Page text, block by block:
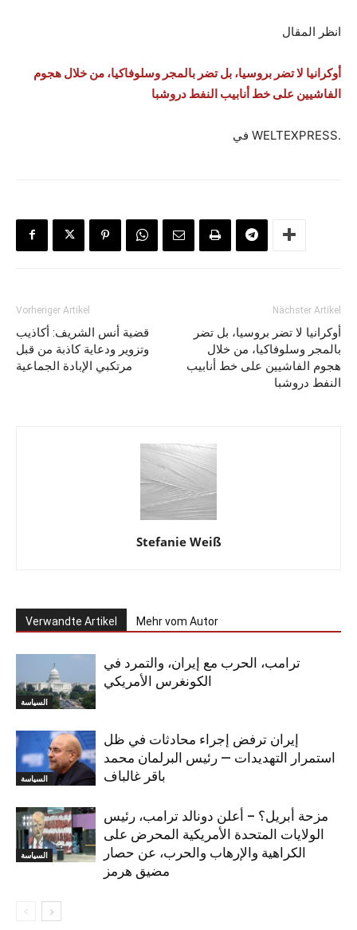
انظر المقال
أوكرانيا لا تضر بروسيا، بل تضر بالمجر وسلوفاكيا، من خلال هجوم
الفاشيين على خط أنابيب النفط دروشبا
في WELTEXPRESS.
Vorheriger Artikel
قضية أنس الشريف: أكاذيب
وتزوير ودعاية كاذبة من قبل
مرتكبي الإبادة الجماعية
Nächster Artikel
أوكرانيا لا تضر بروسيا، بل تضر
بالمجر وسلوفاكيا، من خلال
هجوم الفاشيين على خط أنابيب
النفط دروشبا
Stefanie Weiß
Verwandte Artikel Mehr vom Autor
السياسة
ترامب، الحرب مع إيران، والتمرد في
الكونغرس الأمريكي
السياسة
إيران ترفض إجراء محادثات في ظل
استمرار التهديدات — رئيس البرلمان محمد
باقر غالباف
السياسة
مزحة أبريل؟ – أعلن دونالد ترامب، رئيس
الولايات المتحدة الأمريكية المحرض على
الكراهية والإرهاب والحرب، عن حصار
مضيق هرمز